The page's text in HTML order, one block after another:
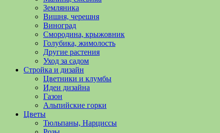
Поможем
обустройстве
выращивании
Земляника
Вишня, черешня
Виноград
Смородина, крыжовник
Голубика, жимолость
Другие растения
Уход за садом
Стройка и дизайн
Цветники и клумбы
Идеи дизайна
Газон
Альпийские горки
Цветы
Тюльпаны, Нарциссы